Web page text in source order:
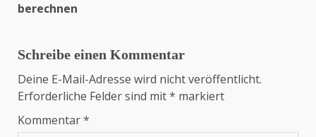
berechnen
Schreibe einen Kommentar
Deine E-Mail-Adresse wird nicht veröffentlicht.
Erforderliche Felder sind mit* markiert
Kommentar*